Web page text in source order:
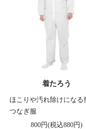
着たろう
ほこりや汚れ除けになる
つなぎ服
800円(税込880円)